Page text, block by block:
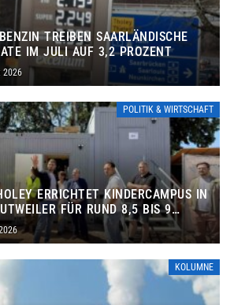
TREIBEN SAARLÄNDISCHE
IM JULI AUF 3,2 PROZENT
2026
POLITIK & WIRTSCHAFT
ERRICHTET KINDERCAMPUS IN
FÜR RUND 8,5 BIS 9
KOLUMNE